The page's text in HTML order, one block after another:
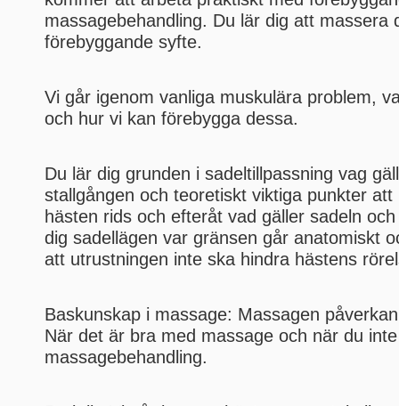
massagebehandling. Du lär dig att massera
förebyggande syfte.
Vi går igenom vanliga muskulära problem,
och hur vi kan förebygga dessa.
Du lär dig grunden i sadeltillpassning vag
stallgången och teoretiskt viktiga punkter
hästen rids och efteråt vad gäller sadeln
dig sadellägen var gränsen går anatomiskt
att utrustningen inte ska hindra hästens
Baskunskap i massage: Massagen
När det är bra med massage och när du
massagebehandling.